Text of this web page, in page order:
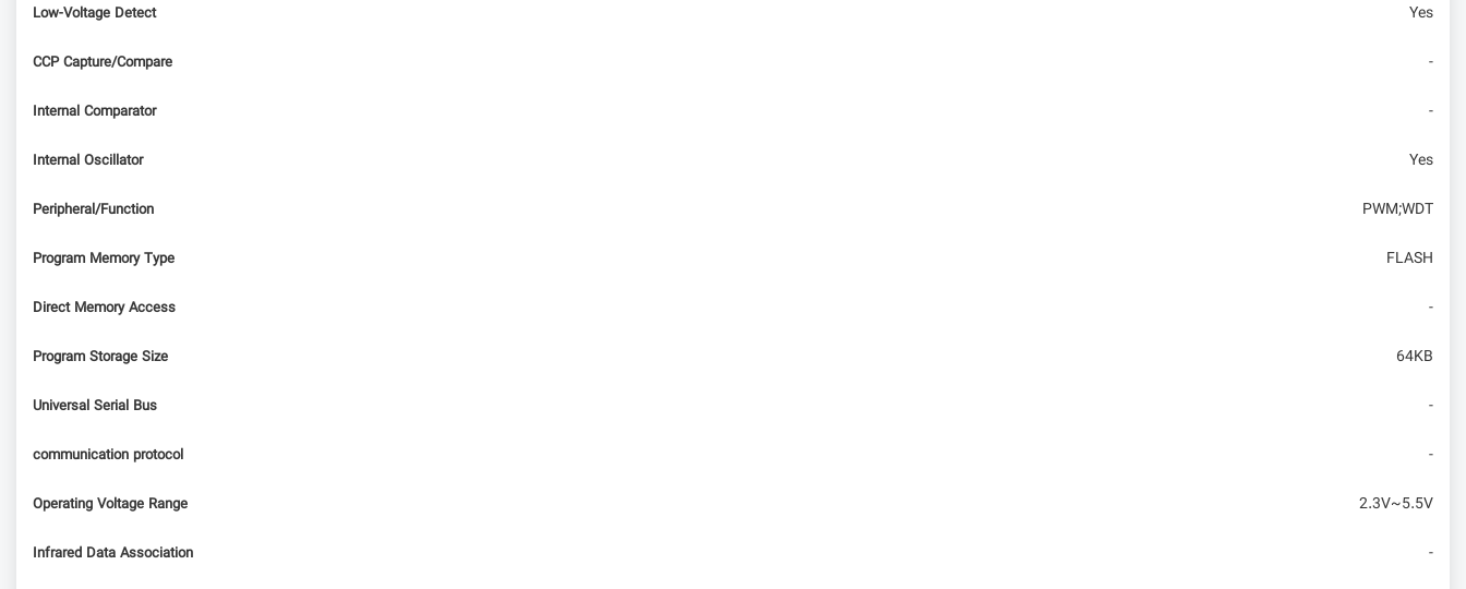
Low-Voltage Detect Yes
CCP Capture/Compare -
Internal Comparator -
Internal Oscillator Yes
Peripheral/Function PWM;WDT
Program Memory Type FLASH
Direct Memory Access -
Program Storage Size 64KB
Universal Serial Bus -
communication protocol -
Operating Voltage Range 2.3V~5.5V
Infrared Data Association -